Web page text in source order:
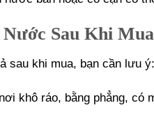
Sau Khi
sau khi mua, bạn cần lưu ý:
khô ráo, bằng phẳng, có